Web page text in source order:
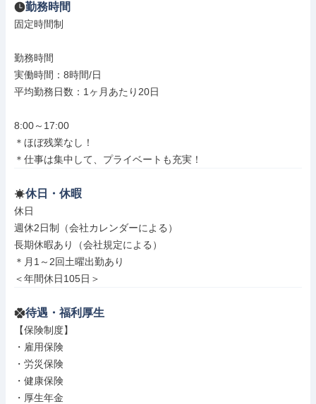
勤務時間
固定時間制
勤務時間
実働時間：8時間/日
平均勤務日数：1ヶ月あたり20日
8:00～17:00
＊ほぼ残業なし！
＊仕事は集中して、プライベートも充実！
休日・休暇
休日
週休2日制（会社カレンダーによる）
長期休暇あり（会社規定による）
＊月1～2回土曜出勤あり
＜年間休日105日＞
待遇・福利厚生
【保険制度】
・雇用保険
・労災保険
・健康保険
・厚生年金